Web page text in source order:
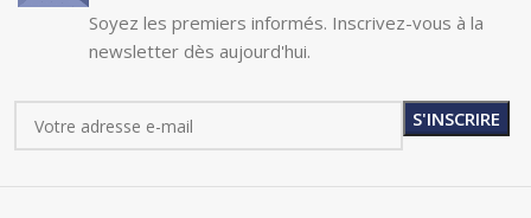
Soyez les premiers informés. Inscrivez-vous à la
newsletter dès aujourd'hui.